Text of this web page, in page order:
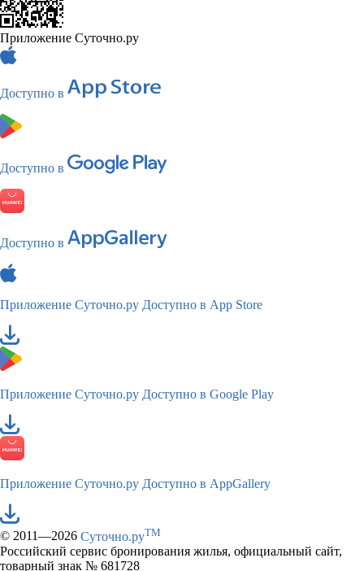
Приложение Суточно.ру
Доступно в
Доступно в
Доступно в
Приложение Суточно.ру Доступно в App Store
Приложение Суточно.ру Доступно в Google Play
Приложение Суточно.ру Доступно в AppGallery
© 2011—2026 Суточно.руTM
Российский сервис бронирования жилья, официальный сайт,
товарный знак № 681728